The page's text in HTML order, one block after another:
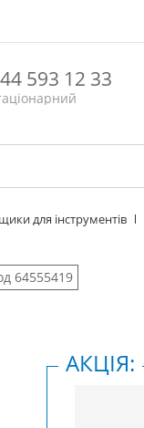
593 12 33
для інструментів
64555419
АКЦІЯ: